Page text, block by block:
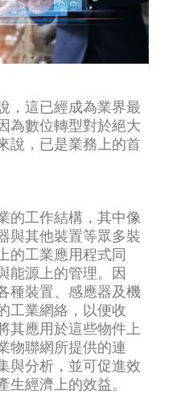
，這已經成為業界最
為數位轉型對於絕大
說，已是業務上的首
的工作結構，其中像
與其他裝置等眾多裝
的工業應用程式同
能源上的管理。因
種裝置、感應器及機
工業網絡，以便收
其應用於這些物件上
物聯網所提供的連
與分析，並可促進效
經濟上的效益。